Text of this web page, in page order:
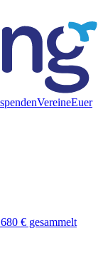
VereineEuer
€ gesammelt